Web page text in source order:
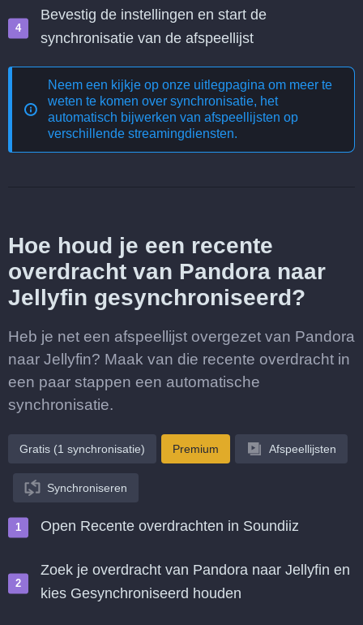
Bevestig de instellingen en start de
synchronisatie van de afspeellijst
Neem een kijkje op onze uitlegpagina om meer te
weten te komen over synchronisatie, het
automatisch bijwerken van afspeellijsten op
verschillende streamingdiensten.
Hoe houd je een recente
overdracht van Pandora naar
Jellyfin gesynchroniseerd?
Heb je net een afspeellijst overgezet van Pandora
naar Jellyfin? Maak van die recente overdracht in
een paar stappen een automatische
synchronisatie.
Gratis (1 synchronisatie) Premium Afspeellijsten
Synchroniseren
Open Recente overdrachten in Soundiiz
Zoek je overdracht van Pandora naar Jellyfin en
kies Gesynchroniseerd houden